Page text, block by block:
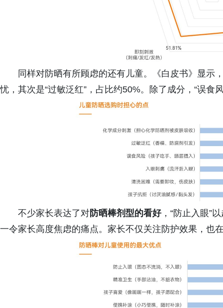
同样对防晒有所顾虑的还有儿童。《白皮书》显示
忧，其次是“过敏泛红”，占比约50%。除了成分，“误食
不少家长表达了对防晒棒剂型的看好，“防止入眼”
一令家长高度焦虑的痛点。家长不仅关注防护效果，也